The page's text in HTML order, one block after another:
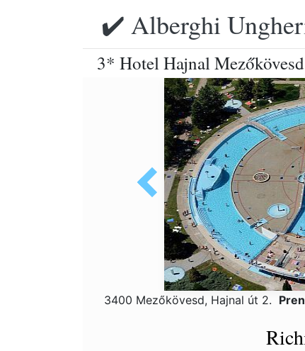
✔️ Alberghi
3* Hotel Hajnal
3400 Mezőkövesd, Hajnal út 2.